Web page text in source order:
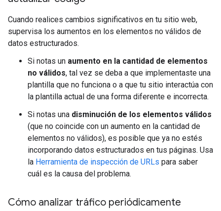
Cuando realices cambios significativos en tu sitio web,
supervisa los aumentos en los elementos no válidos de
datos estructurados.
Si notas un aumento en la cantidad de elementos
no válidos, tal vez se deba a que implementaste una
plantilla que no funciona o a que tu sitio interactúa con
la plantilla actual de una forma diferente e incorrecta.
Si notas una disminución de los elementos válidos
(que no coincide con un aumento en la cantidad de
elementos no válidos), es posible que ya no estés
incorporando datos estructurados en tus páginas. Usa
la Herramienta de inspección de URLs para saber
cuál es la causa del problema.
Cómo analizar tráfico periódicamente